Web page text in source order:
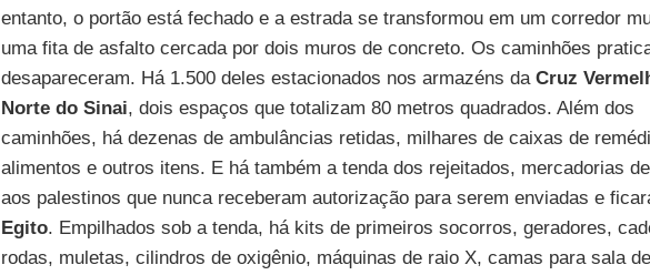
entanto, o portão está fechado e a estrada se transformou em um corredor
uma fita de asfalto cercada por dois muros de concreto. Os caminhões
desapareceram. Há 1.500 deles estacionados nos armazéns da Cruz
Norte do Sinai, dois espaços que totalizam 80 metros quadrados. Além dos
caminhões, há dezenas de ambulâncias retidas, milhares de caixas de
alimentos e outros itens. E há também a tenda dos rejeitados, mercadorias
aos palestinos que nunca receberam autorização para serem enviadas e
Egito. Empilhados sob a tenda, há kits de primeiros socorros, geradores,
rodas, muletas, cilindros de oxigênio, máquinas de raio X, camas para sala de